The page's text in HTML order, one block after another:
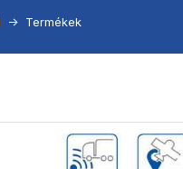
Termékek